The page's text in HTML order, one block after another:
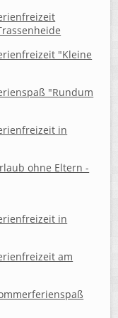
"Kleine
"Rundum
in
ohne Eltern -
in
am